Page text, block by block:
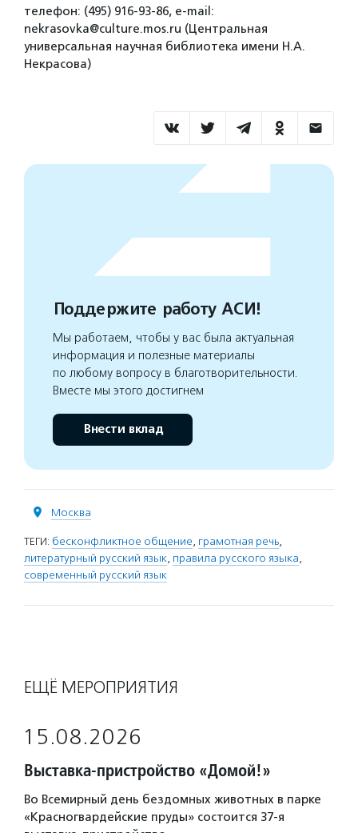
телефон: (495) 916-93-86, e-mail:
nekrasovka@culture.mos.ru (Центральная
универсальная научная библиотека имени Н.А.
Некрасова)
Поддержите работу АСИ!
Мы работаем, чтобы у вас была актуальная
информация и полезные материалы
по любому вопросу в благотворительности.
Вместе мы этого достигнем
Внести вклад
Москва
ТЕГИ: бесконфликтное общение, грамотная речь,
литературный русский язык, правила русского языка,
современный русский язык
ЕЩЁ МЕРОПРИЯТИЯ
15.08.2026
Выставка-пристройство «Домой!»
Во Всемирный день бездомных животных в парке
«Красногвардейские пруды» состоится 37-я